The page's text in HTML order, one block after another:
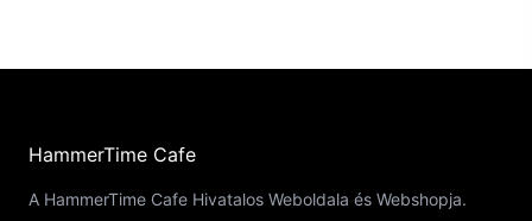
HammerTime Cafe
A HammerTime Cafe Hivatalos Weboldala és Webshopja.